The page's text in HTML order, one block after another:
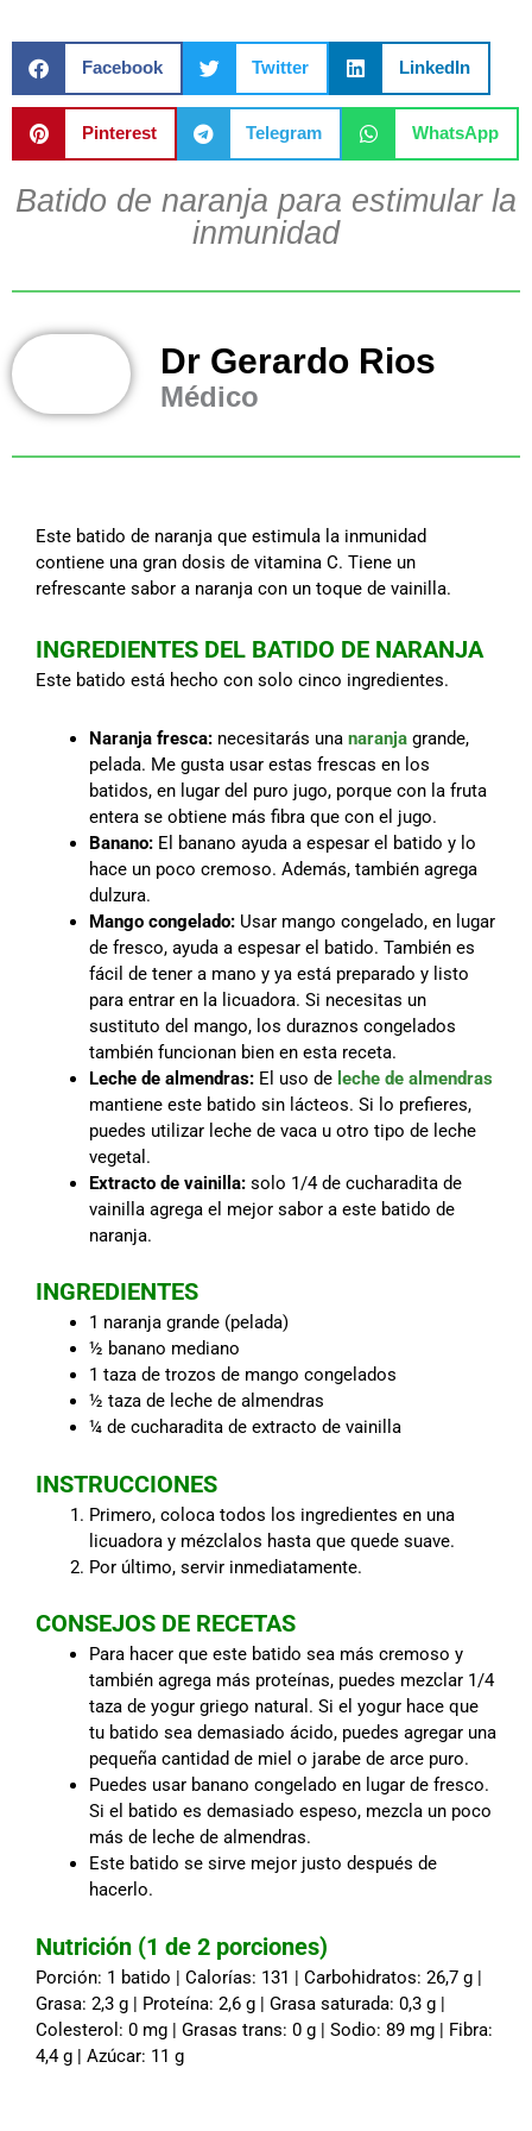
Facebook Twitter LinkedIn
Pinterest Telegram WhatsApp
Batido de naranja para estimular la
inmunidad
Dr Gerardo Rios
Médico
Este batido de naranja que estimula la inmunidad
contiene una gran dosis de vitamina C. Tiene un
refrescante sabor a naranja con un toque de vainilla.
INGREDIENTES DEL BATIDO DE NARANJA
Este batido está hecho con solo cinco ingredientes.
Naranja fresca: necesitarás una naranja grande,
pelada. Me gusta usar estas frescas en los
batidos, en lugar del puro jugo, porque con la fruta
entera se obtiene más fibra que con el jugo.
Banano: El banano ayuda a espesar el batido y lo
hace un poco cremoso. Además, también agrega
dulzura.
Mango congelado: Usar mango congelado, en lugar
de fresco, ayuda a espesar el batido. También es
fácil de tener a mano y ya está preparado y listo
para entrar en la licuadora. Si necesitas un
sustituto del mango, los duraznos congelados
también funcionan bien en esta receta.
Leche de almendras: El uso de leche de almendras
mantiene este batido sin lácteos. Si lo prefieres,
puedes utilizar leche de vaca u otro tipo de leche
vegetal.
Extracto de vainilla: solo 1/4 de cucharadita de
vainilla agrega el mejor sabor a este batido de
naranja.
INGREDIENTES
1 naranja grande (pelada)
½ banano mediano
1 taza de trozos de mango congelados
½ taza de leche de almendras
¼ de cucharadita de extracto de vainilla
INSTRUCCIONES
Primero, coloca todos los ingredientes en una
licuadora y mézclalos hasta que quede suave.
Por último, servir inmediatamente.
CONSEJOS DE RECETAS
Para hacer que este batido sea más cremoso y
también agrega más proteínas, puedes mezclar 1/4
taza de yogur griego natural. Si el yogur hace que
tu batido sea demasiado ácido, puedes agregar una
pequeña cantidad de miel o jarabe de arce puro.
Puedes usar banano congelado en lugar de fresco.
Si el batido es demasiado espeso, mezcla un poco
más de leche de almendras.
Este batido se sirve mejor justo después de
hacerlo.
Nutrición (1 de 2 porciones)
Porción: 1 batido | Calorías: 131 | Carbohidratos: 26,7 g |
Grasa: 2,3 g | Proteína: 2,6 g | Grasa saturada: 0,3 g |
Colesterol: 0 mg | Grasas trans: 0 g | Sodio: 89 mg | Fibra:
4,4 g | Azúcar: 11 g